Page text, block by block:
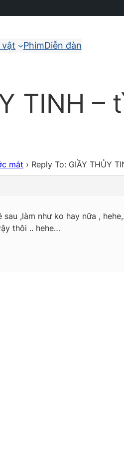
vật PhimDiễn đàn
TINH –
mắt › Reply To: GIẦY THỦY
,làm như ko hay nữa ,
thôi .. hehe…